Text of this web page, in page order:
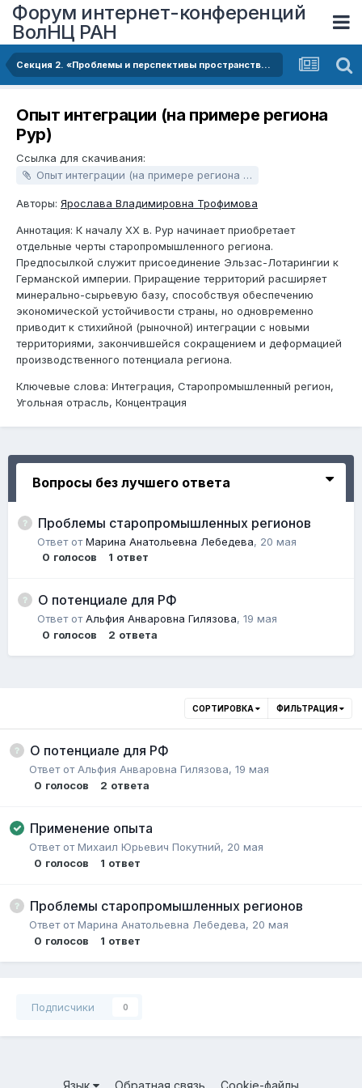
Форум интернет-конференций
ВолНЦ РАН
Секция 2. «Проблемы и перспективы пространственного развития территорий»
Опыт интеграции (на примере региона
Рур)
Ссылка для скачивания:
Опыт интеграции (на примере региона Рур).docx
Авторы: Ярослава Владимировна Трофимова
Аннотация: К началу XX в. Рур начинает приобретает
отдельные черты старопромышленного региона.
Предпосылкой служит присоединение Эльзас-Лотарингии к
Германской империи. Приращение территорий расширяет
минерально-сырьевую базу, способствуя обеспечению
экономической устойчивости страны, но одновременно
приводит к стихийной (рыночной) интеграции с новыми
территориями, закончившейся сокращением и деформацией
производственного потенциала региона.
Ключевые слова: Интеграция, Старопромышленный регион,
Угольная отрасль, Концентрация
Вопросы без лучшего ответа
Проблемы старопромышленных регионов
Ответ отМарина Анатольевна Лебедева, 20 мая
0 голосов 1 ответ
О потенциале для РФ
Ответ отАльфия Анваровна Гилязова, 19 мая
0 голосов 2 ответа
СОРТИРОВКА ФИЛЬТРАЦИЯ
О потенциале для РФ
Ответ отАльфия Анваровна Гилязова, 19 мая
0 голосов 2 ответа
Применение опыта
Ответ отМихаил Юрьевич Покутний, 20 мая
0 голосов 1 ответ
Проблемы старопромышленных регионов
Ответ отМарина Анатольевна Лебедева, 20 мая
0 голосов 1 ответ
Подписчики 0